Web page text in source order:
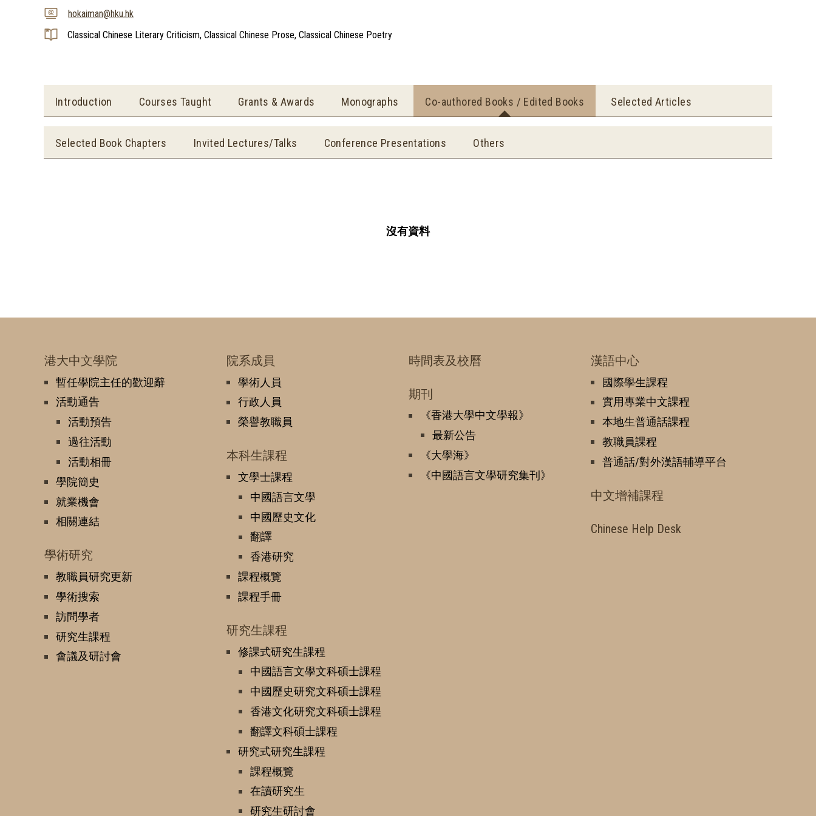
hokaiman@hku.hk
Classical Chinese Literary Criticism, Classical Chinese Prose, Classical Chinese Poetry
Introduction Courses Taught Grants & Awards Monographs Co-authored Books / Edited Books Selected Articles
Selected Book Chapters Invited Lectures/Talks Conference Presentations Others
沒有資料
港大中文學院
暫任學院主任的歡迎辭
活動通告
活動預告
過往活動
活動相冊
學院簡史
就業機會
相關連結
學術研究
教職員研究更新
學術搜索
訪問學者
研究生課程
會議及研討會
院系成員
學術人員
行政人員
榮譽教職員
本科生課程
文學士課程
中國語言文學
中國歷史文化
翻譯
香港研究
課程概覽
課程手冊
研究生課程
修課式研究生課程
中國語言文學文科碩士課程
中國歷史研究文科碩士課程
香港文化研究文科碩士課程
翻譯文科碩士課程
研究式研究生課程
課程概覽
在讀研究生
研究生研討會
時間表及校曆
期刊
《香港大學中文學報》
最新公告
《大學海》
《中國語言文學研究集刊》
漢語中心
國際學生課程
實用專業中文課程
本地生普通話課程
教職員課程
普通話/對外漢語輔導平台
中文增補課程
Chinese Help Desk